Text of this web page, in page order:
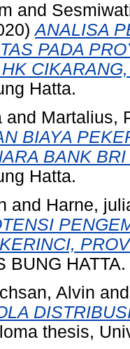
and
ANALISA
PADA
Hatta.
and Martalius,
BIAYA
BANK
Hatta.
and Harne,
BUNG HATTA.
Alvin
thesis,